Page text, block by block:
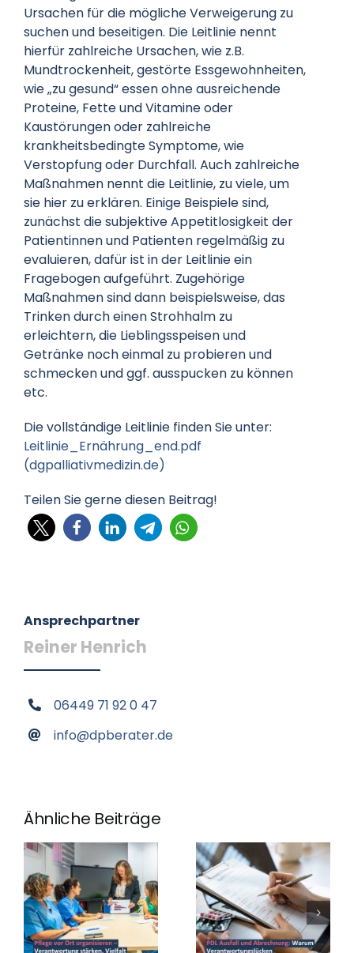
Ursachen für die mögliche Verweigerung zu
suchen und beseitigen. Die Leitlinie nennt
hierfür zahlreiche Ursachen, wie z.B.
Mundtrockenheit, gestörte Essgewohnheiten,
wie „zu gesund“ essen ohne ausreichende
Proteine, Fette und Vitamine oder
Kaustörungen oder zahlreiche
krankheitsbedingte Symptome, wie
Verstopfung oder Durchfall. Auch zahlreiche
Maßnahmen nennt die Leitlinie, zu viele, um
sie hier zu erklären. Einige Beispiele sind,
zunächst die subjektive Appetitlosigkeit der
Patientinnen und Patienten regelmäßig zu
evaluieren, dafür ist in der Leitlinie ein
Fragebogen aufgeführt. Zugehörige
Maßnahmen sind dann beispielsweise, das
Trinken durch einen Strohhalm zu
erleichtern, die Lieblingsspeisen und
Getränke noch einmal zu probieren und
schmecken und ggf. ausspucken zu können
etc.
Die vollständige Leitlinie finden Sie unter:
Leitlinie_Ernährung_end.pdf
(dgpalliativmedizin.de)
Teilen Sie gerne diesen Beitrag!
Ansprechpartner
Reiner Henrich
06449 71 92 0 47
info@dpberater.de
Ähnliche Beiträge